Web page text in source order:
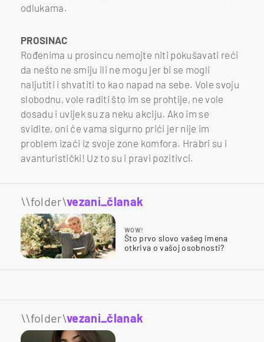
odlukama.
PROSINAC
Rođenima u prosincu nemojte niti pokušavati reći
da nešto ne smiju ili ne mogu jer bi se mogli
naljutiti i shvatiti to kao napad na sebe. Vole svoju
slobodnu, vole raditi što im se prohtije, ne vole
dosadu i uvijek su za neku akciju. Ako im se
svidite, oni će vama sigurno prići jer nije im
problem izaći iz svoje zone komfora. Hrabri su i
avanturistički! Uz to su i pravi pozitivci.
\\folder\vezani_članak
WOW!
Što prvo slovo vašeg imena
otkriva o vašoj osobnosti?
\\folder\vezani_članak